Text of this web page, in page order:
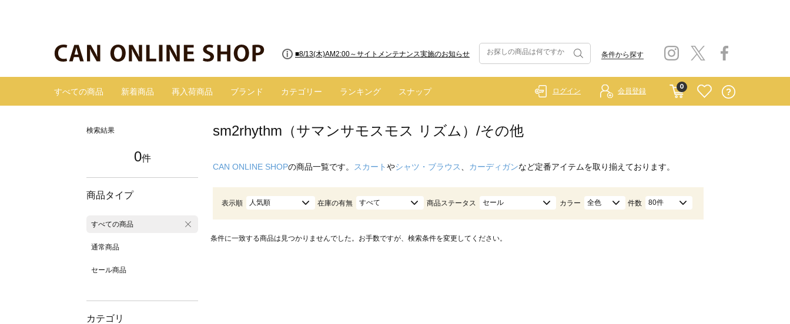
■8/13(木)AM2:00～サイトメンテナンス実施のお知らせ 条件から探す
すべての商品 新着商品 再入荷商品 ブランド カテゴリー ランキング スナップ
0
ログイン 会員登録
検索結果
0件
商品タイプ
すべての商品
通常商品
セール商品
カテゴリ
sm2rhythm（サマンサモスモス リズム）/その他
CAN ONLINE SHOPの商品一覧です。 スカートやシャツ・ブラウス カーディガンなど定番アイテムを取り揃えております。
表示順 人気順 在庫の有無 すべて 商品ステータス セール カラー 全色 件数 80件
条件に一致する商品は見つかりませんでした。お手数ですが、検索条件を変更してください。